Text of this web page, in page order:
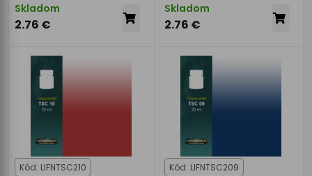
Skladom
2.76 €
Skladom
2.76 €
Kód: LIFNTSC210 Kód: LIFNTSC209